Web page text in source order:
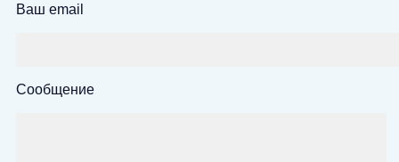
Ваш email
Сообщение